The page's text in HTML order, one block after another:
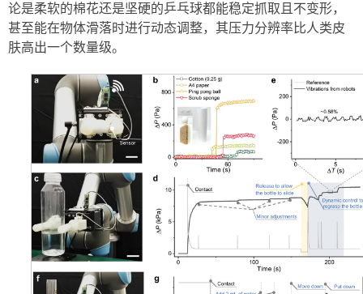
论是柔软的棉花还是坚硬的乒乓球都能稳定抓取且不变形，
甚至能在物体滑落时进行动态调整，其压力分辨率比人类皮
肤高出一个数量级。